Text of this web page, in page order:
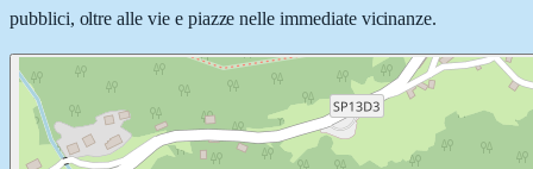
pubblici, oltre alle vie e piazze nelle immediate vicinanze.